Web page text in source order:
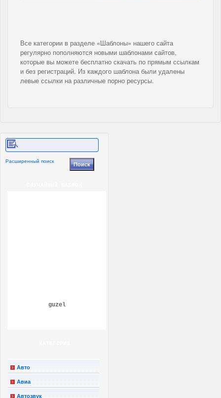
Все категории в разделе «Шаблоны» нашего сайта
регулярно пополняются новыми шаблонами сайтов,
которые вы можете бесплатно скачать по прямым ссылкам
и без регистраций. Из каждого шаблона были удалены
левые ссылки на различные порно ресурсы.
Расширенный поиск
guzel
Авто
Авиа
Автозвук